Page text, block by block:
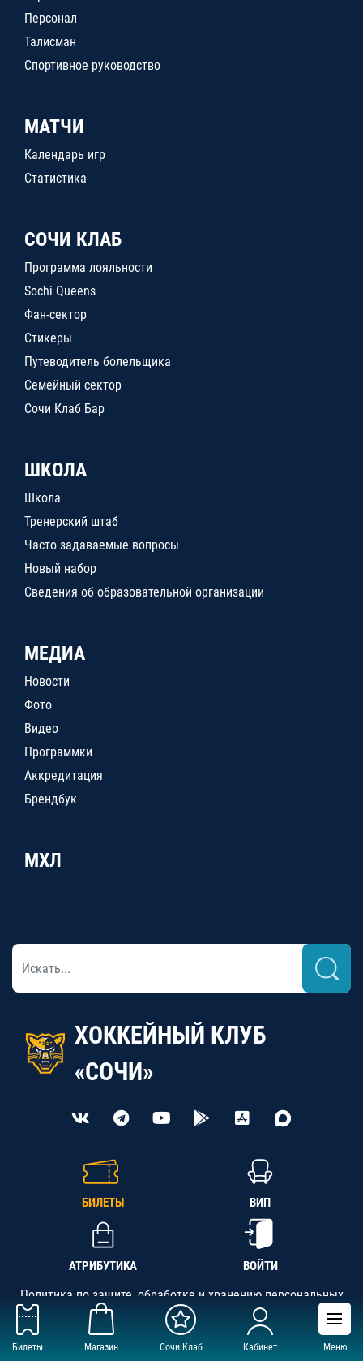
Билеты Магазин Сочи Клаб Кабинет Меню
Персонал
Талисман
Спортивное руководство
МАТЧИ
Календарь игр
Статистика
СОЧИ КЛАБ
Программа лояльности
Sochi Queens
Фан-сектор
Стикеры
Путеводитель болельщика
Семейный сектор
Сочи Клаб Бар
ШКОЛА
Школа
Тренерский штаб
Часто задаваемые вопросы
Новый набор
Сведения об образовательной организации
МЕДИА
Новости
Фото
Видео
Программки
Аккредитация
Брендбук
МХЛ
ХОККЕЙНЫЙ КЛУБ
«СОЧИ»
БИЛЕТЫ ВИП
АТРИБУТИКА ВОЙТИ
Политика по защите, обработке и хранению персональных
данных
АНО «СК «Кубань-Регион», ОГРН 1142300002349,